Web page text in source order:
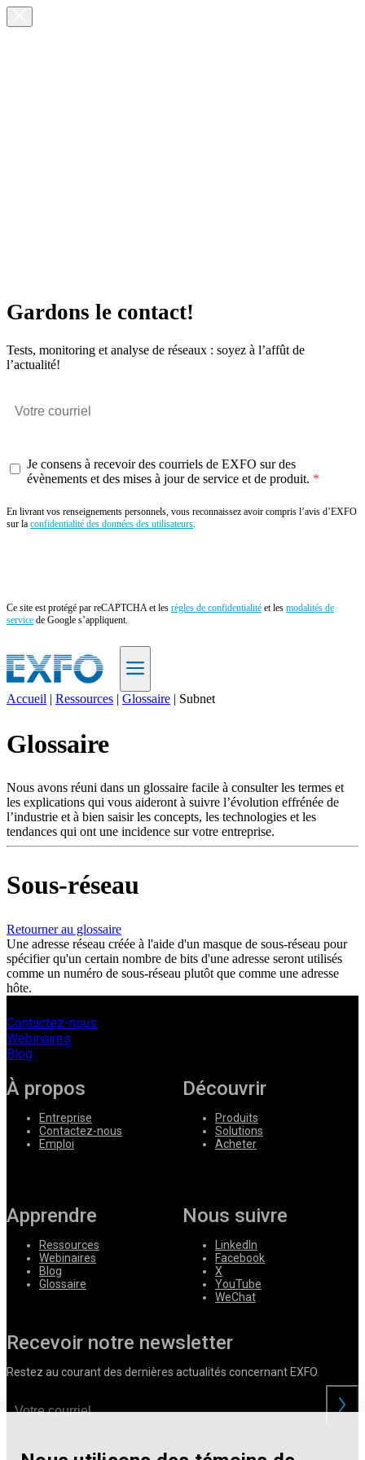
Gardons le contact!
Tests, monitoring et analyse de réseaux : soyez à l’affût de
l’actualité!
Je consens à recevoir des courriels de EXFO sur des
évènements et des mises à jour de service et de produit.
En livrant vos renseignements personnels, vous reconnaissez avoir compris l’avis d’EXFO
sur la confidentialité des données des utilisateurs.
Ce site est protégé par reCAPTCHA et les règles de confidentialité et les modalités de
service de Google s’appliquent.
Produits
Soutien
Services
Acheter
Ressources
nous
S'enregistrer
Se
Entreprise
Emploi
Fournisseurs
Accueil | Ressources | Glossaire | Subnet
Glossaire
Nous avons réuni dans un glossaire facile à consulter les termes et
les explications qui vous aideront à suivre l’évolution effrénée de
l’industrie et à bien saisir les concepts, les technologies et les
tendances qui ont une incidence sur votre entreprise.
Sous-réseau
Retourner au glossaire
Une adresse réseau créée à l'aide d'un masque de sous-réseau pour
spécifier qu'un certain nombre de bits d'une adresse seront utilisés
comme un numéro de sous-réseau plutôt que comme une adresse
hôte.
Contactez-nous
Webinaires
Blog
À propos
Entreprise
Contactez-nous
Emploi
Découvrir
Produits
Solutions
Acheter
Apprendre
Ressources
Webinaires
Blog
Glossaire
Nous suivre
LinkedIn
Facebook
X
YouTube
WeChat
Recevoir notre newsletter
Restez au courant des dernières actualités concernant EXFO.